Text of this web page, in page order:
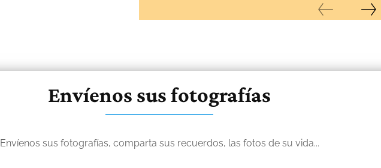
Envíenos sus fotografías
Envíenos sus fotografías, comparta sus recuerdos, las fotos de su vida...